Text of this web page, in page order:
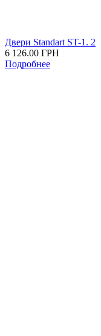
Двери Standart ST-1. 2
6 126.00 ГРН
Подробнее